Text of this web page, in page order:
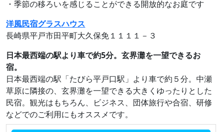
・季節の移ろいを感じることができる開放的なお庭です
洋風民宿グラスハウス
長崎県平戸市田平町大久保免１１１１－３
日本最西端の駅より車で約5分。玄界灘を一望できるお
宿。
日本最西端の駅「たびら平戸口駅」より車で約５分。中瀬
草原に隣接の、玄界灘を一望できる大きくゆったりとした
民宿。観光はもちろん、ビジネス、団体旅行や合宿、研修
などでのご利用にもオススメです。